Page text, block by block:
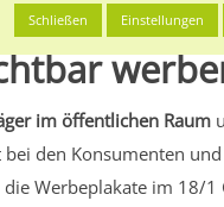
im öffentlichen Raum
den Konsumenten
Werbeplakate im
Schließen Einstellungen